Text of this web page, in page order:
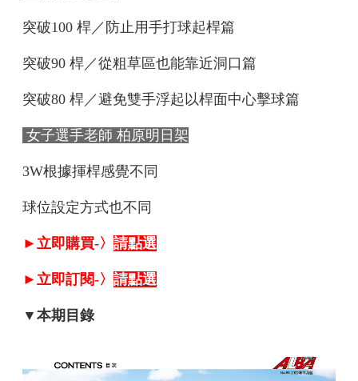
突破100 桿／防止用手打球起桿篇
突破90 桿／從粗草區也能靠近洞口篇
突破80 桿／避免雙手浮起以桿面中心擊球篇
女子選手老師 柏原明日架
3W根據揮桿感覺不同
球位設定方式也不同
►立即購買-〉請點選
►立即訂閱-〉請點選
▼本期目錄